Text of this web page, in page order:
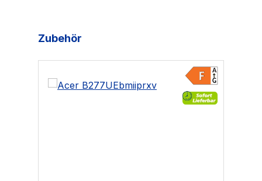
Produktgalerie überspringen
Zubehör